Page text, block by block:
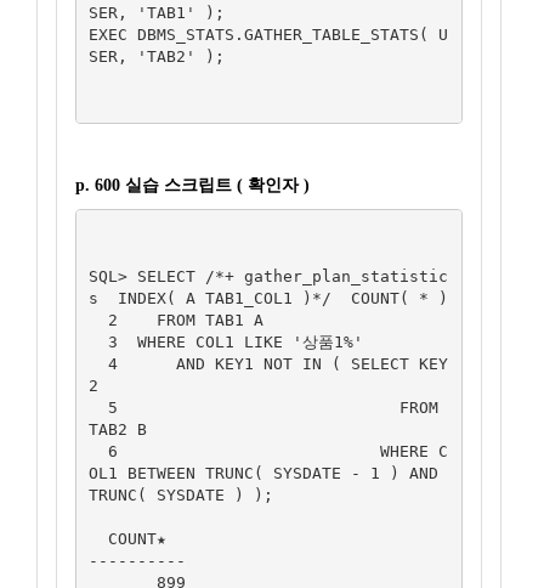
SER, 'TAB1' );
EXEC DBMS_STATS.GATHER_TABLE_STATS( U
SER, 'TAB2' );
p. 600 실습 스크립트 ( 확인자 )
SQL> SELECT /*+ gather_plan_statistic
s  INDEX( A TAB1_COL1 )*/  COUNT( * )
2
TAB2 B
OL1 BETWEEN TRUNC( SYSDATE - 1 ) AND
TRUNC( SYSDATE ) );
----------